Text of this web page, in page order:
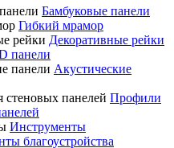
Бамбуковые панели
Гибкий мрамор
Декоративные рейки
панели
Акустические
Профили
Инструменты